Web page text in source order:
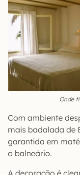
Onde
Com ambiente
mais badalada de
garantida em
o balneário.
A decoração é